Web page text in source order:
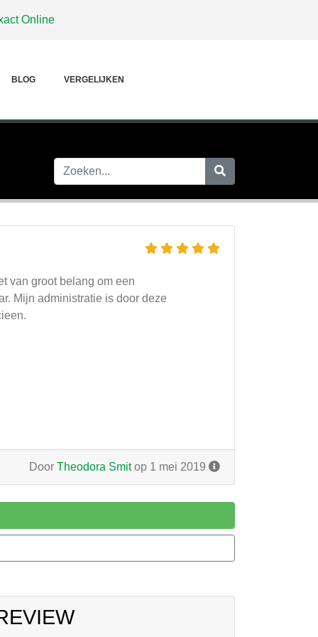
Online
BLOG VERGELIJKEN
van groot belang om een
Mijn administratie is door deze
Door Theodora Smitop 1 mei 2019